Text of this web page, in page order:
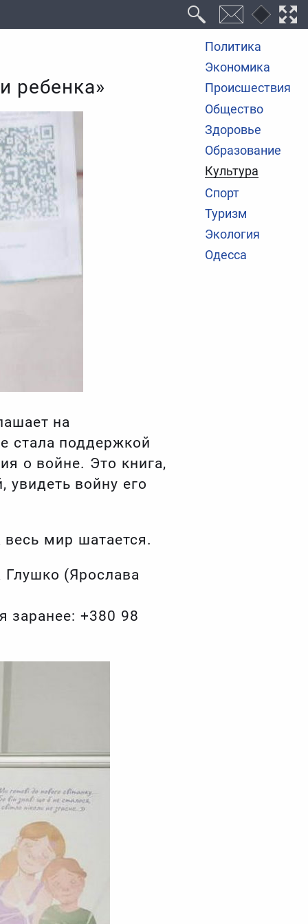
Политика
Экономика
Происшествия
Общество
Здоровье
Образование
Культура
Спорт
Туризм
Экология
Одесса
ребенка»
на
стала поддержкой
о войне. Это книга,
увидеть войну его
мир шатается.
Глушко (Ярослава
заранее: +380 98